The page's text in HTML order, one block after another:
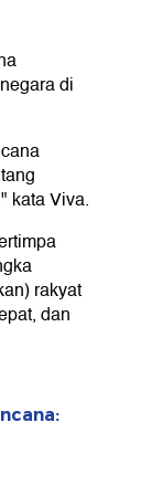
di
kata Viva.
rakyat
dan